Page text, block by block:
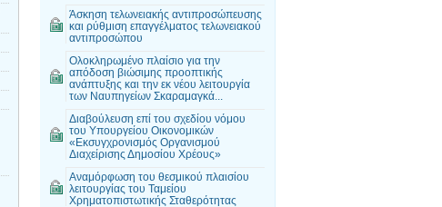
Άσκηση τελωνειακής αντιπροσώπευσης
και ρύθμιση επαγγέλματος τελωνειακού
αντιπροσώπου
Ολοκληρωμένο πλαίσιο για την
απόδοση βιώσιμης προοπτικής
ανάπτυξης και την εκ νέου λειτουργία
των Ναυπηγείων Σκαραμαγκά...
Διαβούλευση επί του σχεδίου νόμου
του Υπουργείου Οικονομικών
«Εκσυγχρονισμός Οργανισμού
Διαχείρισης Δημοσίου Χρέους»
Αναμόρφωση του θεσμικού πλαισίου
λειτουργίας του Ταμείου
Χρηματοπιστωτικής Σταθερότητας